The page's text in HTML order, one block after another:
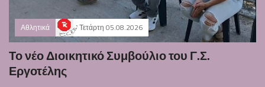
Αθλητικά Τετάρτη 05.08.2026
Το νέο Διοικητικό Συμβούλιο του Γ.Σ.
Εργοτέλης